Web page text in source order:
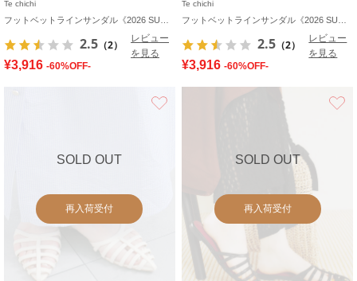
Te chichi
2.5 （2）
レビュー
を見る
¥3,916 -60%OFF-
Te chichi
2.5 （2）
レビュー
を見る
¥3,916 -60%OFF-
SOLD OUT
再入荷受付
SOLD OUT
再入荷受付